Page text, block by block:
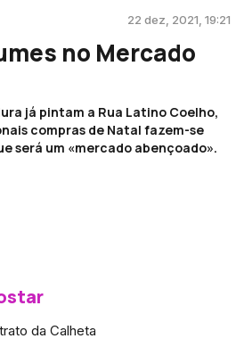
22 dez, 2021, 19:21
no Mercado
já pintam a Rua Latino Coelho,
compras de Natal fazem-se
será um «mercado abençoado».
da Calheta